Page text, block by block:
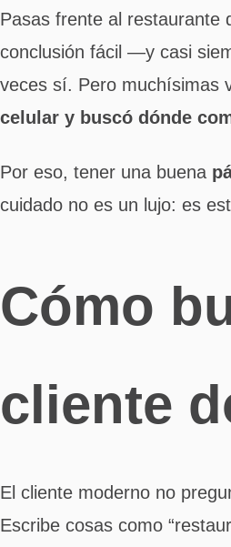
Pasas frente al
conclusión fácil —y casi
veces sí. Pero muchísimas
celular y buscó dónde
Por eso, tener una buena
cuidado no es un lujo: es
Cómo
cliente
El cliente moderno no
Escribe cosas como